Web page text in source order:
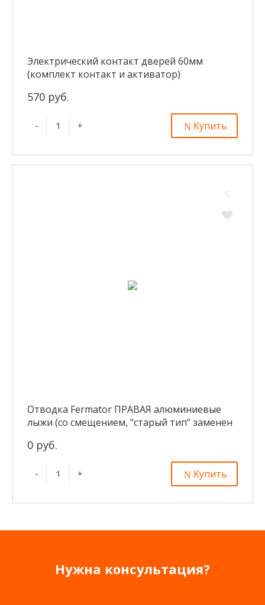
Электрический контакт дверей 60мм
(комплект контакт и активатор)
570 руб.
- + Купить
Отводка Fermator ПРАВАЯ алюминиевые
лыжи (со смещением, "старый тип" заменен
0 руб.
- + Купить
Нужна консультация?